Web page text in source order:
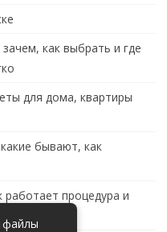
как выбрать и где
для дома, квартиры
бывают, как
работает процедура и
файлы